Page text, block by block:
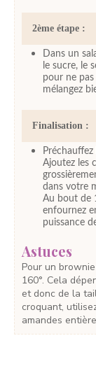
2ème étape :
Dans un
le sucre, le
pour ne
mélangez
Finalisation :
Ajoutez les
dans votre
Au bout de
enfournez
puissance
Astuces
Pour un brownie bien moelleux, surveillez bien la cuisson à
160°. Cela
et donc de la
croquant,
amandes